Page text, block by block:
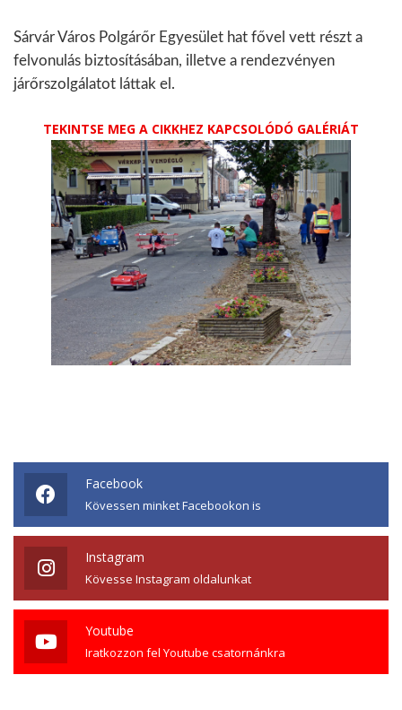
Sárvár Város Polgárőr Egyesület hat fővel vett részt a
felvonulás biztosításában, illetve a rendezvényen
járőrszolgálatot láttak el.
TEKINTSE MEG A CIKKHEZ KAPCSOLÓDÓ GALÉRIÁT
Facebook
Kövessen minket Facebookon is
Instagram
Kövesse Instagram oldalunkat
Youtube
Iratkozzon fel Youtube csatornánkra